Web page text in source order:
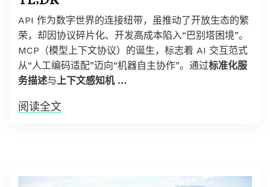
API 作为数字世界的连接纽带，虽推动了开放生态的繁
荣，却因协议碎片化、开发高成本陷入“巴别塔困境”。
MCP（模型上下文协议）的诞生，标志着 AI 交互范式
从“人工编码适配”迈向“机器自主协作”。通过标准化服
务描述与上下文感知机 …
阅读全文